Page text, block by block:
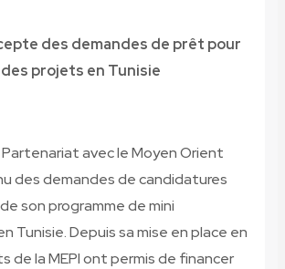
des demandes de prêt pour
des projets en Tunisie
Partenariat avec le Moyen Orient
des demandes de candidatures
son programme de mini
Tunisie. Depuis sa mise en place en
de la MEPI ont permis de financer